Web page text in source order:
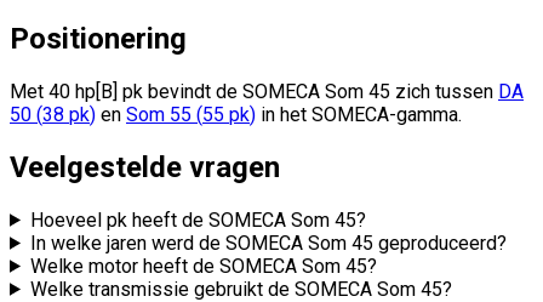
Positionering
Met 40 hp[B] pk bevindt de SOMECA Som 45 zich tussen DA
50 (38 pk) en Som 55 (55 pk) in het SOMECA-gamma.
Veelgestelde vragen
Hoeveel pk heeft de SOMECA Som 45?
In welke jaren werd de SOMECA Som 45 geproduceerd?
Welke motor heeft de SOMECA Som 45?
Welke transmissie gebruikt de SOMECA Som 45?